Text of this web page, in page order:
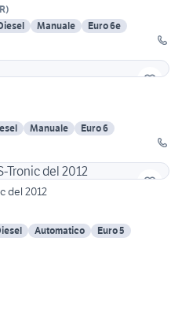
)
Manuale
Euro 6e
Manuale
Euro 6
del 2012
Automatico Euro 5